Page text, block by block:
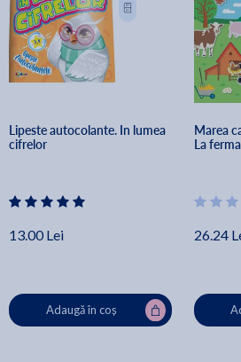
Lipeste autocolante. In lumea
cifrelor
13.00 Lei
Adaugă în coș
Marea
La ferma
26.24